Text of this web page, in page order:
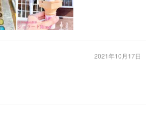
2021年10月17日